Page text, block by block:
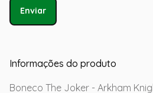
Enviar
Informações do produto
Boneco The Joker - Arkham